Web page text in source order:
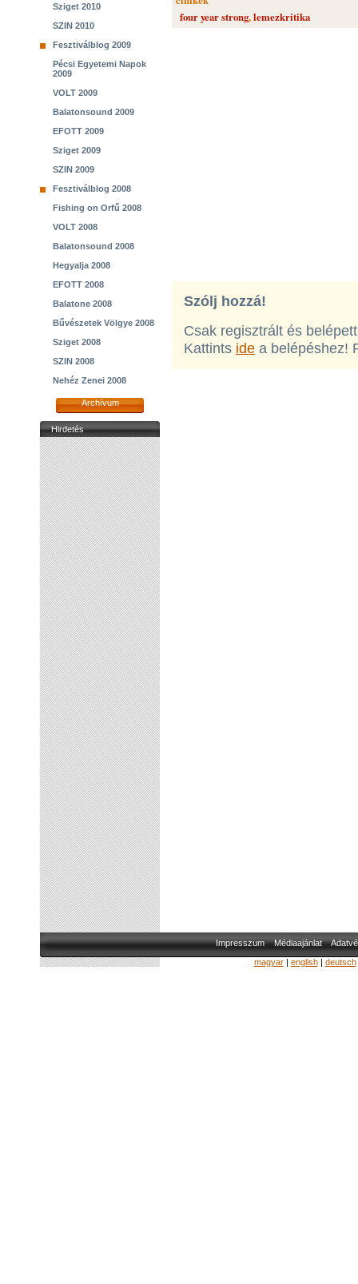
Sziget 2010
SZIN 2010
Fesztiválblog 2009
Pécsi Egyetemi Napok
2009
VOLT 2009
Balatonsound 2009
EFOTT 2009
Sziget 2009
SZIN 2009
Fesztiválblog 2008
Fishing on Orfű 2008
VOLT 2008
Balatonsound 2008
Hegyalja 2008
EFOTT 2008
Balatone 2008
Bűvészetek Völgye 2008
Sziget 2008
SZIN 2008
Nehéz Zenei 2008
Archívum
Hirdetés
four year strong,lemezkritika
Szólj hozzá!
Csak regisztrált és
Kattints ide a belépéshez!
Impresszum Médiaajánlat
magyar| english| deutsch